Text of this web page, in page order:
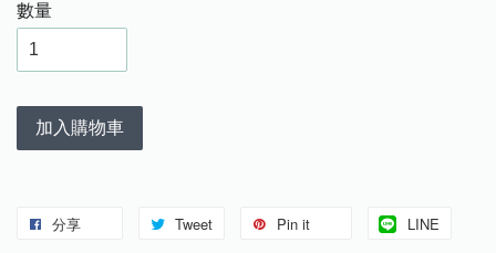
數量
加入購物車
分享 Tweet Pin it LINE